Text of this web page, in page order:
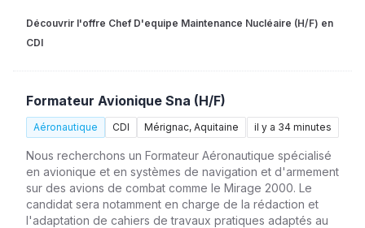
Découvrir l'offre Chef D'equipe Maintenance Nucléaire (H/F) en
CDI
Formateur Avionique Sna (H/F)
Aéronautique CDI Mérignac, Aquitaine il y a 34 minutes
Nous recherchons un Formateur Aéronautique spécialisé
en avionique et en systèmes de navigation et d'armement
sur des avions de combat comme le Mirage 2000. Le
candidat sera notamment en charge de la rédaction et
l'adaptation de cahiers de travaux pratiques adaptés au